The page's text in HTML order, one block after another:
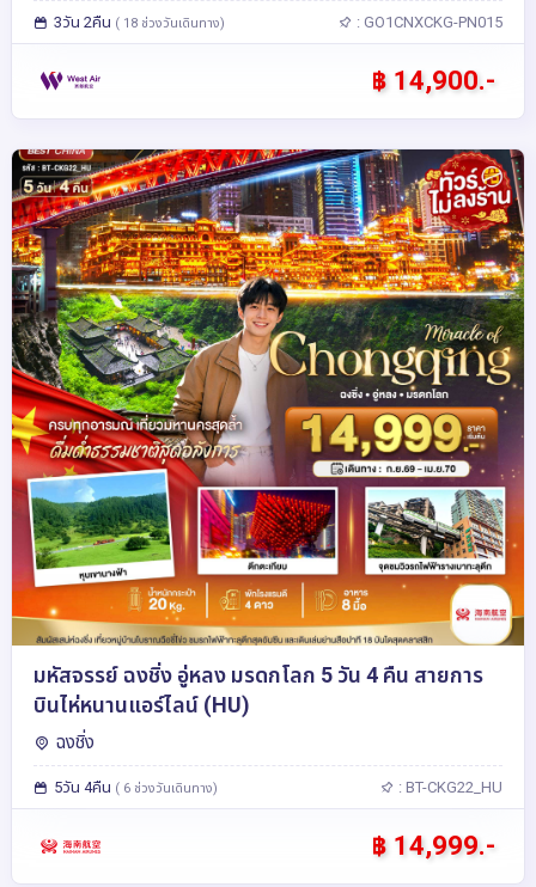
3วัน 2คืน ( 18 ช่วงวันเดินทาง) : GO1CNXCKG-PN015
฿ 14,900.-
มหัสจรรย์ ฉงชิ่ง อู่หลง มรดกโลก 5 วัน 4 คืน สายการ
บินไห่หนานแอร์ไลน์ (HU)
ฉงชิ่ง
5วัน 4คืน ( 6 ช่วงวันเดินทาง) : BT-CKG22_HU
฿ 14,999.-